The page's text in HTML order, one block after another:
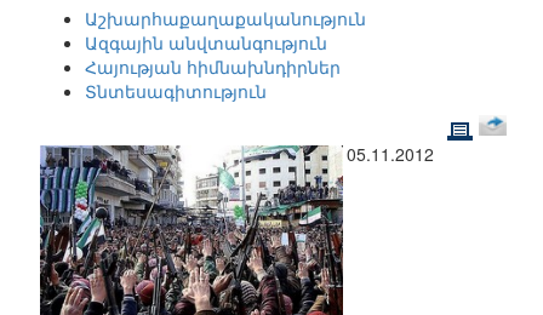
Աշխարհաքաղաքականություն
Ազգային անվտանգություն
Հայության հիմնախնդիրներ
Տնտեսագիտություն
05.11.2012